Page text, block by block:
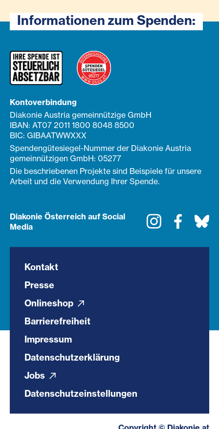
Informationen zum Spenden:
Kontoverbindung
Diakonie Austria gemeinnützige GmbH
IBAN: AT07 2011 1800 8048 8500
BIC: GIBAATWWXXX
Spendengütesiegel-Nummer der Diakonie Austria
gemeinnützigen GmbH: 05277
Die beschriebenen Projekte sind Beispiele für unsere
Arbeit und die Verwendung Ihrer Spende.
Diakonie Österreich auf Social
Media
Instagram
Kontakt
Presse
Onlineshop
Barrierefreiheit
Impressum
Datenschutzerklärung
Jobs
Datenschutzeinstellungen